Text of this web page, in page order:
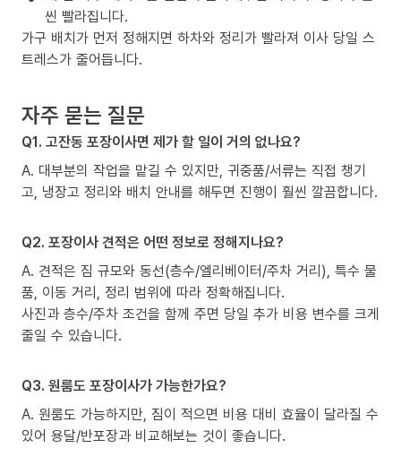
씬 빨라집니다.
가구 배치가 먼저 정해지면 하차와 정리가 빨라져 이사 당일 스
트레스가 줄어듭니다.
자주 묻는 질문
Q1. 고잔동 포장이사면 제가 할 일이 거의 없나요?
A. 대부분의 작업을 맡길 수 있지만, 귀중품/서류는 직접 챙기
고, 냉장고 정리와 배치 안내를 해두면 진행이 훨씬 깔끔합니다.
Q2. 포장이사 견적은 어떤 정보로 정해지나요?
A. 견적은 짐 규모와 동선(층수/엘리베이터/주차 거리), 특수 물
품, 이동 거리, 정리 범위에 따라 정확해집니다.
사진과 층수/주차 조건을 함께 주면 당일 추가 비용 변수를 크게
줄일 수 있습니다.
Q3. 원룸도 포장이사가 가능한가요?
A. 원룸도 가능하지만, 짐이 적으면 비용 대비 효율이 달라질 수
있어 용달/반포장과 비교해보는 것이 좋습니다.